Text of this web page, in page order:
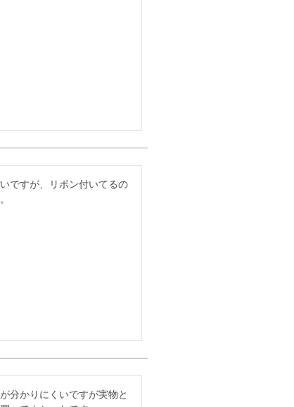
ですが、リボン付いてるの
分かりにくいですが実物と